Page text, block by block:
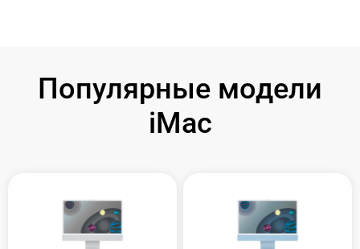
Популярные модели
iMac